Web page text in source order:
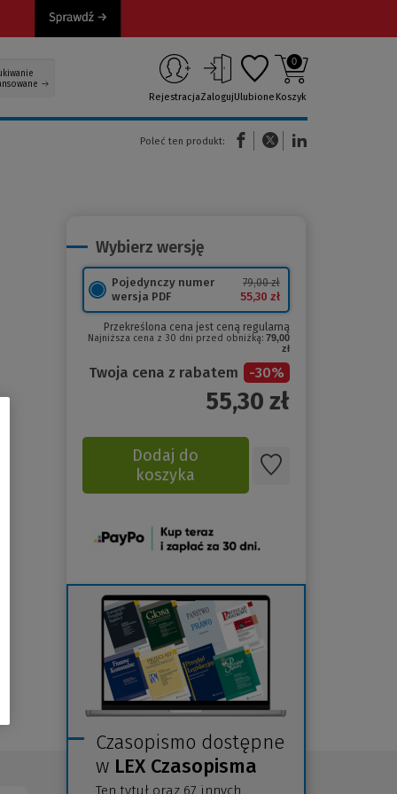
RejestracjaZalogujUlubione
0
Koszyk
Poleć ten produkt:
(Nowe okno)(Link do innej strony)
Wybierz wersję
Pojedynczy numer
wersja PDF
79,00 zł
55,30 zł
Przekreślona cena jest ceną regularną
Najniższa cena z 30 dni przed obniżką: 79,00
zł
Twoja cena z rabatem -30%
55,30 zł
Dodaj do
koszyka
(Nowe
Czasopismo dostępne
w LEX Czasopisma
Ten tytuł oraz 67 innych